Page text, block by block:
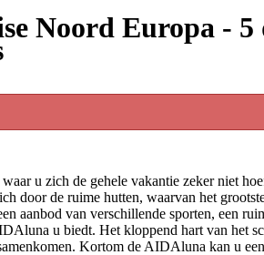
Noord Europa -
u zich de gehele vakantie zeker niet
de ruime hutten, waarvan het
aanbod van verschillende sporten, een
u biedt. Het kloppend hart van het
Kortom de AIDAluna kan u